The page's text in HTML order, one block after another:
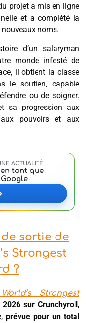
projet a mis en ligne
et a complété la
nouveaux noms.
d’un salaryman
monde infesté de
il obtient la classe
le soutien, capable
ou de soigner.
sa progression aux
pouvoirs et aux
ACTUALITÉ
tant que
sortie de
Strongest
?
Strongest
sur Crunchyroll ,
prévue pour un total